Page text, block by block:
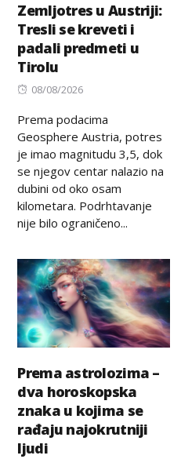
Zemljotres u Austriji:
Tresli se kreveti i
padali predmeti u
Tirolu
Posted
08/08/2026
Prema podacima
Geosphere Austria, potres
je imao magnitudu 3,5, dok
se njegov centar nalazio na
dubini od oko osam
kilometara. Podrhtavanje
nije bilo ograničeno...
Prema astrolozima –
dva horoskopska
znaka u kojima se
rađaju najokrutniji
ljudi